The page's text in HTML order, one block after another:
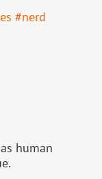
#nerd
human